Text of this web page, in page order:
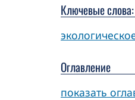
Ключевые слова:
Оглавление
показать